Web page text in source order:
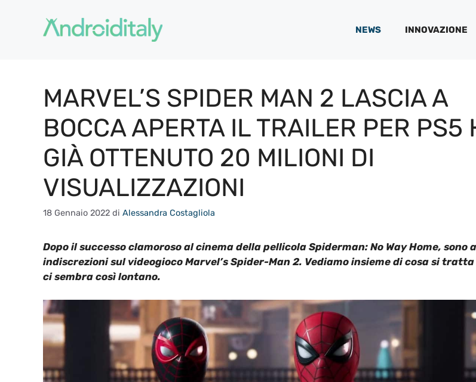
contenuto
NEWS INNOVAZIONE
MARVEL’S SPIDER MAN 2 LASCIA A
BOCCA APERTA IL TRAILER PER PS5
GIÀ OTTENUTO 20 MILIONI DI
VISUALIZZAZIONI
18 Gennaio 2022 di Alessandra Costagliola
Dopo il successo clamoroso al cinema della pellicola Spiderman: No Way Home, sono
indiscrezioni sul videogioco Marvel’s Spider-Man 2. Vediamo insieme di cosa si
ci sembra così lontano.